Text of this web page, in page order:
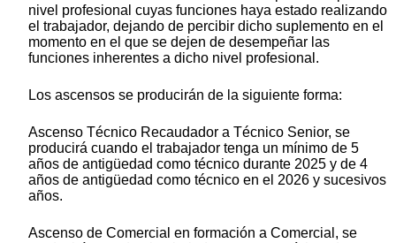
nivel profesional cuyas funciones haya estado realizando
el trabajador, dejando de percibir dicho suplemento en el
momento en el que se dejen de desempeñar las
funciones inherentes a dicho nivel profesional.
Los ascensos se producirán de la siguiente forma:
Ascenso Técnico Recaudador a Técnico Senior, se
producirá cuando el trabajador tenga un mínimo de 5
años de antigüedad como técnico durante 2025 y de 4
años de antigüedad como técnico en el 2026 y sucesivos
años.
Ascenso de Comercial en formación a Comercial, se